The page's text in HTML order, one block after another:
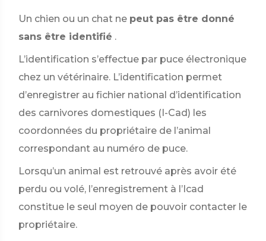
Un chien ou un chat ne peut pas être donné
sans être identifié .
L’identification s’effectue par puce électronique
chez un vétérinaire. L’identification permet
d’enregistrer au fichier national d’identification
des carnivores domestiques (I-Cad) les
coordonnées du propriétaire de l’animal
correspondant au numéro de puce.
Lorsqu’un animal est retrouvé après avoir été
perdu ou volé, l’enregistrement à l’Icad
constitue le seul moyen de pouvoir contacter le
propriétaire.